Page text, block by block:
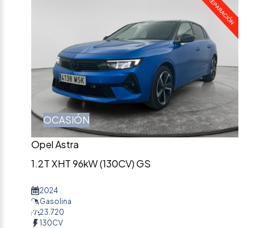
OCASIÓN
Opel Astra
1.2T XHT 96kW (130CV) GS
2024
Gasolina
23.720
130CV